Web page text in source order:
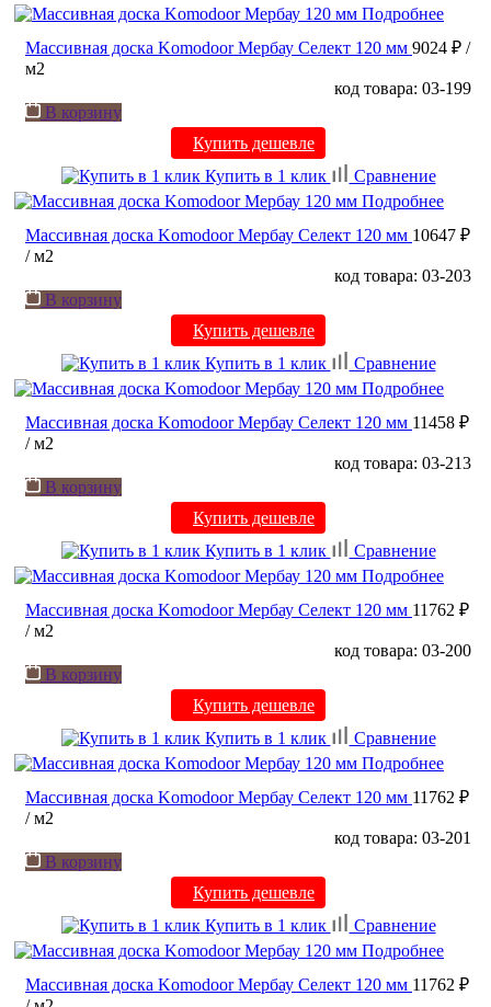
Подробнее
Массивная доска Komodoor Мербау Селект 120 мм 9024 ₽ /
м2
код товара: 03-199
В корзину
Купить дешевле
Купить в 1 клик
Сравнение
Подробнее
Массивная доска Komodoor Мербау Селект 120 мм 10647 ₽
/ м2
код товара: 03-203
В корзину
Купить дешевле
Купить в 1 клик
Сравнение
Подробнее
Массивная доска Komodoor Мербау Селект 120 мм 11458 ₽
/ м2
код товара: 03-213
В корзину
Купить дешевле
Купить в 1 клик
Сравнение
Подробнее
Массивная доска Komodoor Мербау Селект 120 мм 11762 ₽
/ м2
код товара: 03-200
В корзину
Купить дешевле
Купить в 1 клик
Сравнение
Подробнее
Массивная доска Komodoor Мербау Селект 120 мм 11762 ₽
/ м2
код товара: 03-201
В корзину
Купить дешевле
Купить в 1 клик
Сравнение
Подробнее
Массивная доска Komodoor Мербау Селект 120 мм 11762 ₽